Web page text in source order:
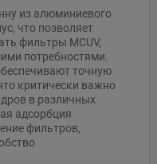
из алюминиевого
что позволяет
фильтры MCUV,
потребностями.
точную
критически важно
в различных
адсорбция
фильтров,